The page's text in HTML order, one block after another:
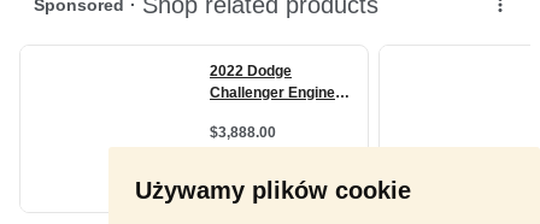
Używamy plików cookie